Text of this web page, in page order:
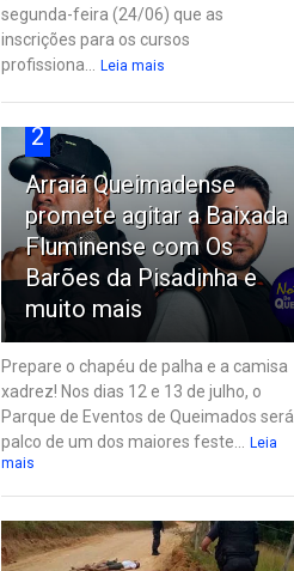
segunda-feira (24/06) que as
inscrições para os cursos
profissiona...
Leia mais
2
Arraiá Queimadense
promete agitar a Baixada
Fluminense com Os
Barões da Pisadinha e
muito mais
Prepare o chapéu de palha e a camisa
xadrez! Nos dias 12 e 13 de julho, o
Parque de Eventos de Queimados será
palco de um dos maiores feste...
Leia
mais